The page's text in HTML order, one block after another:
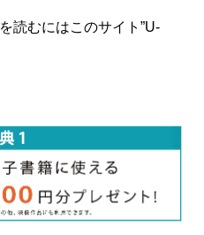
を読むにはこのサイト”U-